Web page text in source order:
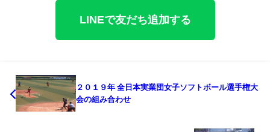
LINEで友だち追加する
２０１９年 全日本実業団女子ソフトボール選手権大
会の組み合わせ